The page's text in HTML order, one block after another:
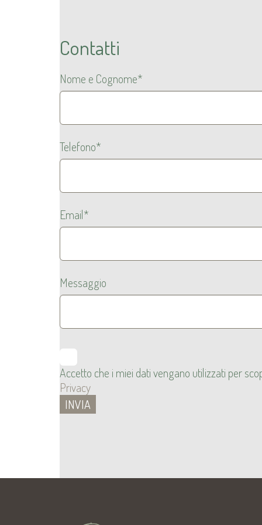
Contatti
Nome e Cognome*
Telefono*
Email*
Messaggio
Accetto che i miei dati vengano utilizzati per
Privacy